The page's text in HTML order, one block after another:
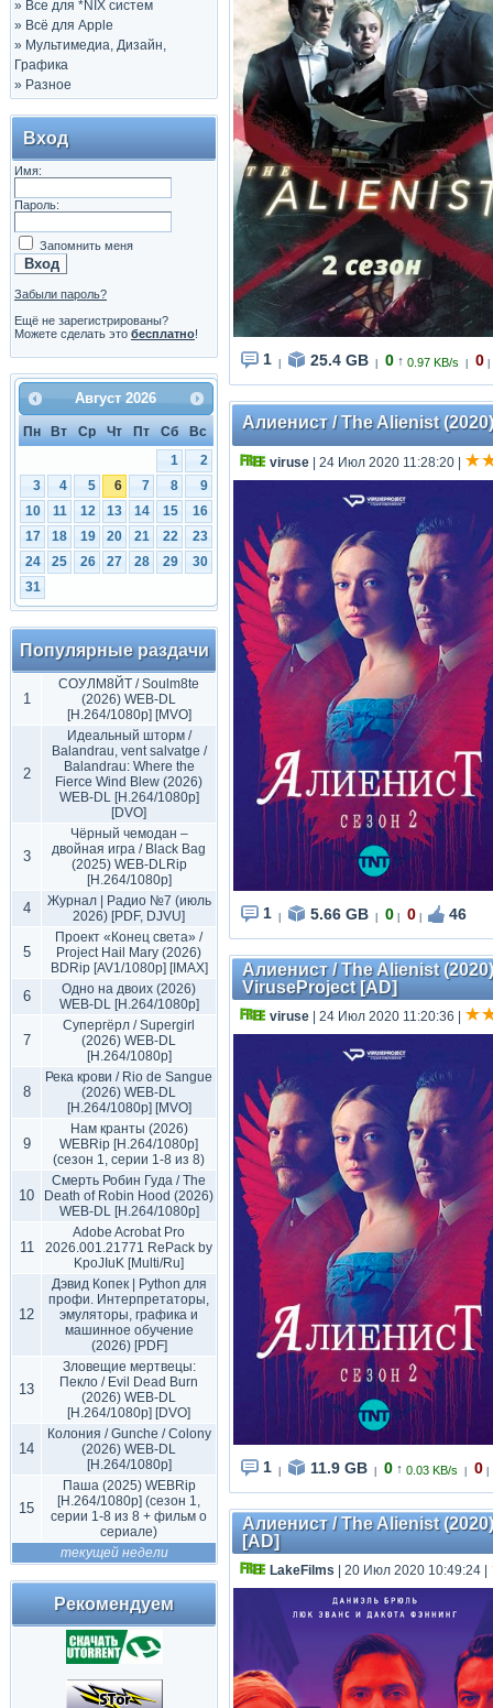
» Все для *NIX систем
» Всё для Apple
» Мультимедиа, Дизайн,
Графика
» Разное
Вход
Имя:
Пароль:
Запомнить меня
Забыли пароль?
Ещё не зарегистрированы?
Можете сделать это бесплатно!
Август 2026
Пн Вт Ср Чт Пт Сб
Вс
1
2
3
4 5 6 7 8
9
10
11 12 13 14 15
16
17
18 19 20 21 22
23
24
25 26 27 28 29
30
31
Популярные раздачи
1
СОУЛМ8ЙТ / Soulm8te
(2026) WEB-DL
[H.264/1080p] [MVO]
2
Идеальный шторм /
Balandrau, vent salvatge /
Balandrau: Where the
Fierce Wind Blew (2026)
WEB-DL [H.264/1080p]
[DVO]
3
Чёрный чемодан –
двойная игра / Black Bag
(2025) WEB-DLRip
[H.264/1080p]
4
Журнал | Радио №7 (июль
2026) [PDF, DJVU]
5
Проект «Конец света» /
Project Hail Mary (2026)
BDRip [AV1/1080p] [IMAX]
6
Одно на двоих (2026)
WEB-DL [H.264/1080p]
7
Супергёрл / Supergirl
(2026) WEB-DL
[H.264/1080p]
8
Река крови / Rio de Sangue
(2026) WEB-DL
[H.264/1080p] [MVO]
9
Нам кранты (2026)
WEBRip [H.264/1080p]
(сезон 1, серии 1-8 из 8)
10
Смерть Робин Гуда / The
Death of Robin Hood (2026)
WEB-DL [H.264/1080p]
11
Adobe Acrobat Pro
2026.001.21771 RePack by
KpoJIuK [Multi/Ru]
12
Дэвид Копек | Python для
профи. Интерпретаторы,
эмуляторы, графика и
машинное обучение
(2026) [PDF]
13
Зловещие мертвецы:
Пекло / Evil Dead Burn
(2026) WEB-DL
[H.264/1080p] [DVO]
14
Колония / Gunche / Colony
(2026) WEB-DL
[H.264/1080p]
15
Паша (2025) WEBRip
[H.264/1080p] (сезон 1,
серии 1-8 из 8 + фильм о
сериале)
текущей недели
Рекомендуем
1 25.4 GB 0 ↑ 0.97 KB/s 0
Алиенист / The Alienist
viruse | 24 Июл 2020 11:28:20
1 5.66 GB 0 0 46
Алиенист / The Alienist
ViruseProject [AD]
viruse | 24 Июл 2020 11:20:36
1 11.9 GB 0 ↑ 0.03 KB/s 0
Алиенист / The Alienist
[AD]
LakeFilms | 20 Июл 2020 10:49:24